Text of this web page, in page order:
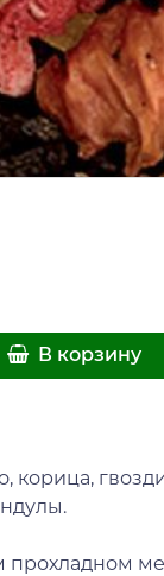
В корзину
корица,
прохладном